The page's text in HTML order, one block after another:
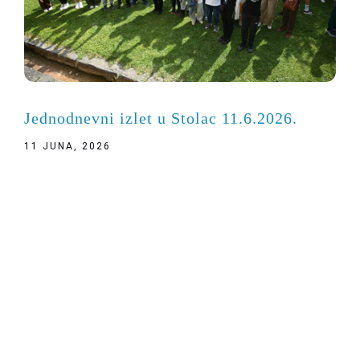
Jednodnevni izlet u Stolac 11.6.2026.
11 JUNA, 2026